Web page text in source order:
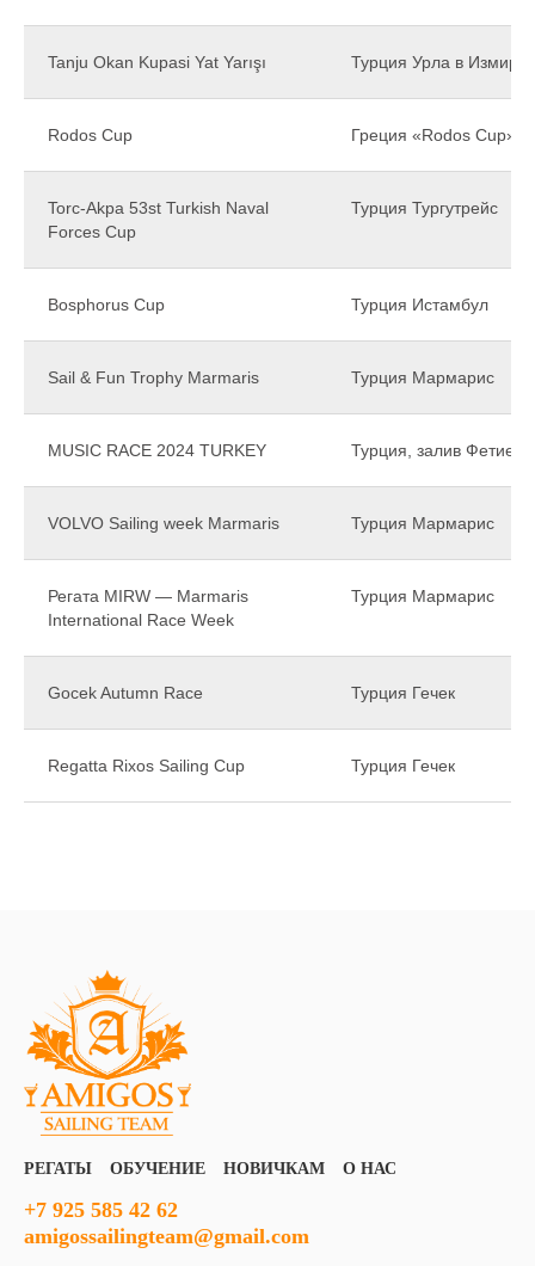
Tanju Okan Kupasi Yat Yarışı Турция Урла в Измире
Rodos Cup Греция «Rodos Cup»
Torc-Akpa 53st Turkish Naval
Forces Cup
Турция Тургутрейс
Bosphorus Cup Турция Истамбул
Sail & Fun Trophy Marmaris Турция Мармарис
MUSIC RACE 2024 TURKEY Турция, залив Фетие
VOLVO Sailing week Marmaris Турция Мармарис
Регата MIRW — Marmaris
International Race Week
Турция Мармарис
Gocek Autumn Race Турция Гечек
Regatta Rixos Sailing Cup Турция Гечек
РЕГАТЫ ОБУЧЕНИЕ НОВИЧКАМ О НАС
+7 925 585 42 62
amigossailingteam@gmail.com